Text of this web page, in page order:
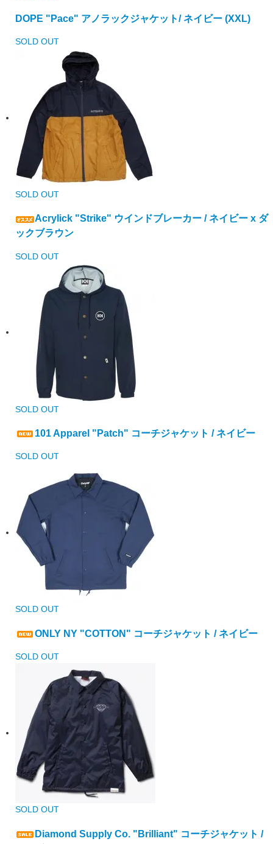
DOPE "Pace" アノラックジャケット/ ネイビー (XXL)
SOLD OUT
SOLD OUT
Acrylick "Strike" ウインドブレーカー / ネイビー x ダ
ックブラウン
SOLD OUT
SOLD OUT
101 Apparel "Patch" コーチジャケット / ネイビー
SOLD OUT
SOLD OUT
ONLY NY "COTTON" コーチジャケット / ネイビー
SOLD OUT
SOLD OUT
Diamond Supply Co. "Brilliant" コーチジャケット /